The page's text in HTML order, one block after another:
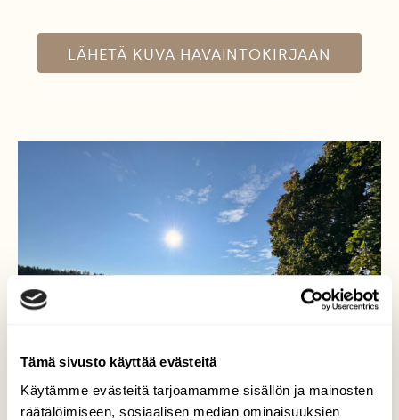
Tämä sivusto käyttää evästeitä
Käytämme evästeitä tarjoamamme sisällön ja mainosten
räätälöimiseen, sosiaalisen median ominaisuuksien
LÄHETÄ KUVA HAVAINTOKIRJAAN